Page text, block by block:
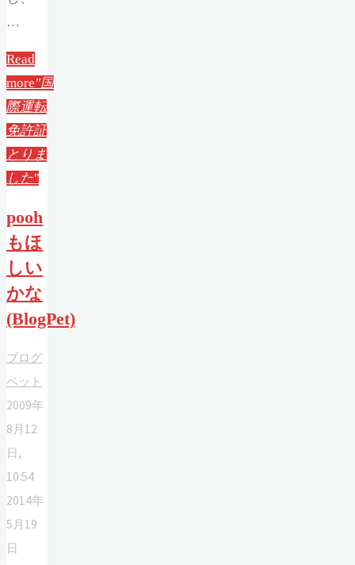
…
Read
more"国
際運転
免許証
とりま
した"
pooh
もほ
しい
かな
(BlogPet)
ブログ
ペット
2009年
8月12
日,
10:54
2014年
5月19
日